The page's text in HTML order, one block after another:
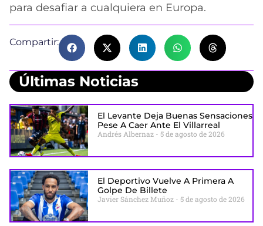
para desafiar a cualquiera en Europa.
Compartir:
Últimas Noticias
El Levante Deja Buenas Sensaciones
Pese A Caer Ante El Villarreal
Andrés Albernaz 5 de agosto de 2026
El Deportivo Vuelve A Primera A
Golpe De Billete
Javier Sánchez Muñoz 5 de agosto de 2026